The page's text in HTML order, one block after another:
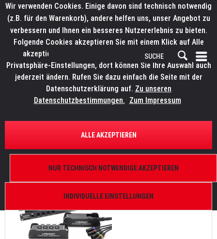
FILTERN
LITECRAFT erweitert die Connect-Serie
Von: Bianca Wilmsmann 05.09.23 14:00 0 Kommentare
Wir verwenden Cookies. Einige davon sind technisch notwendig
(z.B. für den Warenkorb), andere helfen uns, unser Angebot zu
verbessern und Ihnen ein besseres Nutzererlebnis zu bieten.
Folgende Cookies akzeptieren Sie mit einem Klick auf Alle
akzeptieren. Weitere Informationen finden Sie in den
Privatsphäre-Einstellungen, dort können Sie Ihre Auswahl auch
jederzeit ändern. Rufen Sie dazu einfach die Seite mit der
Datenschutzerklärung auf. Zu unseren
Datenschutzbestimmungen. Zum Impressum
INDIVIDUELLE EINSTELLUNGEN
NUR TECHNISCH NOTWENDIGE AKZEPTIEREN
ALLE AKZEPTIEREN